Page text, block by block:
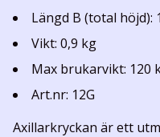
Längd B (total höjd):
Vikt: 0,9 kg
Max brukarvikt: 120
Art.nr: 12G
Axillarkryckan är ett